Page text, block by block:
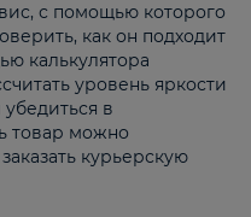
с помощью которого
как он подходит
калькулятора
уровень яркости
в
товар можно
курьерскую